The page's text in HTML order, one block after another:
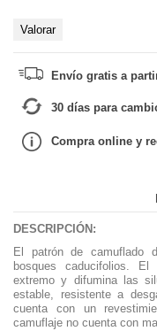
Valorar
Envío gratis a
30 días para
Compra online y
DESCRIPCIÓN:
El patrón de camuflado
bosques caducifolios.
extremo y difumina las
estable, resistente a
cuenta con un
camuflaje no cuenta con